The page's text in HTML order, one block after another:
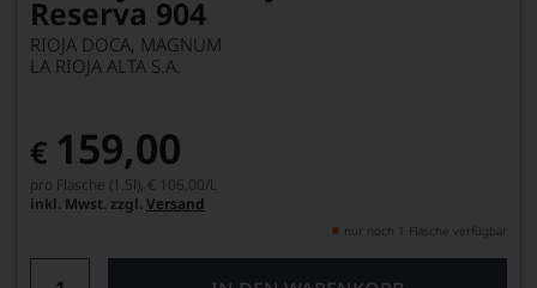
Reserva 904
RIOJA DOCA, MAGNUM
LA RIOJA ALTA S.A.
€ 159,00
pro Flasche (1.5l), € 106,00/L
inkl. Mwst. zzgl. Versand
nur noch 1 Flasche verfügbar